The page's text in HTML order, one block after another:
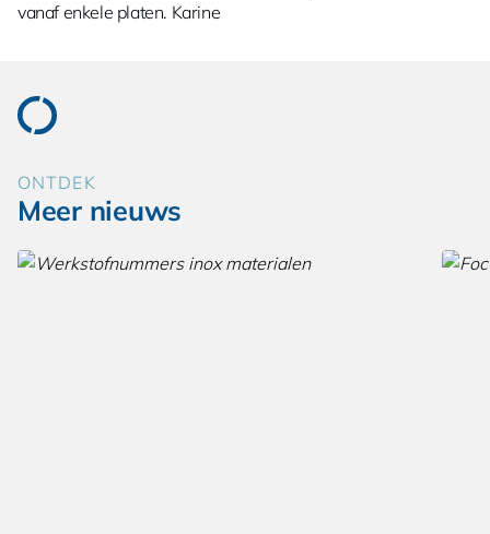
vanaf enkele platen. Karine
ONTDEK
Meer nieuws